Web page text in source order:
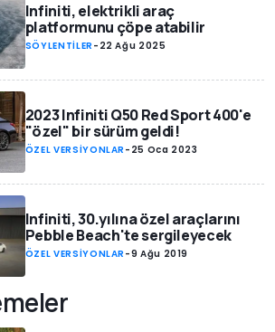
Infiniti, elektrikli araç
platformunu çöpe atabilir
SÖYLENTİLER - 22 Ağu 2025
2023 Infiniti Q50 Red Sport 400'e
"özel" bir sürüm geldi!
ÖZEL VERSİYONLAR - 25 Oca 2023
Infiniti, 30.yılına özel araçlarını
Pebble Beach'te sergileyecek
ÖZEL VERSİYONLAR -9 Ağu 2019